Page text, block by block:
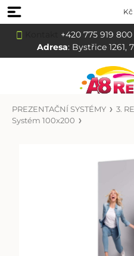
Kč
+420 775 919 800
Adresa: Bystřice 1261,
PREZENTAČNÍ SYSTÉMY 3.
Systém 100x200